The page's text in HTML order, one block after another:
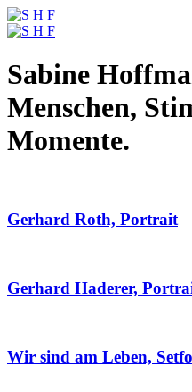
Sabine
Menschen,
Momente.
Gerhard Roth, Portrait
Gerhard Haderer,
Wir sind am Leben,